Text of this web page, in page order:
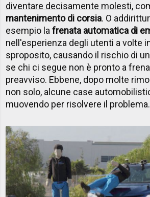
diventare decisamente molesti,
mantenimento di corsia. O
esempio lafrenata automatica di
nell'esperienza degli utenti a volte
sproposito, causando il rischio di
se chi ci segue non è pronto a
preavviso. Ebbene, dopo molte
non solo, alcune case
muovendo per risolvere il